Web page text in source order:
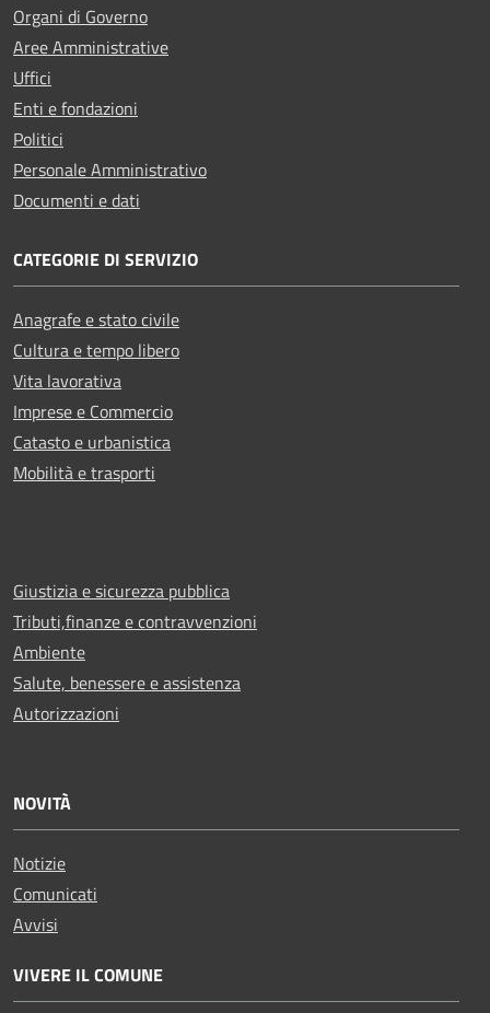
Organi di Governo
Aree Amministrative
Uffici
Enti e fondazioni
Politici
Personale Amministrativo
Documenti e dati
CATEGORIE DI SERVIZIO
Anagrafe e stato civile
Cultura e tempo libero
Vita lavorativa
Imprese e Commercio
Catasto e urbanistica
Mobilità e trasporti
Giustizia e sicurezza pubblica
Tributi,finanze e contravvenzioni
Ambiente
Salute, benessere e assistenza
Autorizzazioni
NOVITÀ
Notizie
Comunicati
Avvisi
VIVERE IL COMUNE